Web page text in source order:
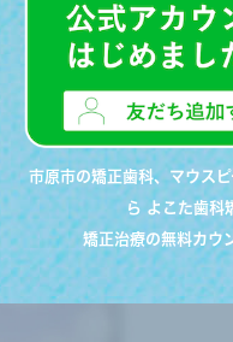
市原市の矯正歯科、マウス
ら よこた歯科
矯正治療の無料カウ